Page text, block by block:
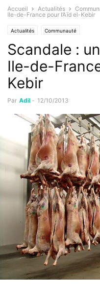
Accueil Actualités
Ile-de-France pour l’Aïd el-Kebir
Actualités Communauté
Scandale :
Ile-de-
Kebir
Par Adil - 12/10/2013